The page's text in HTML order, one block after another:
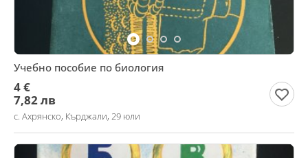
Учебно пособие по биология
4 €
7,82 лв
с. Ахрянско, Кърджали, 29 юли